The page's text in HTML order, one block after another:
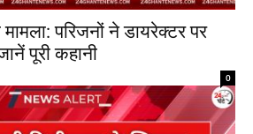
परिजनों ने डायरेक्टर पर
पूरी कहानी
0